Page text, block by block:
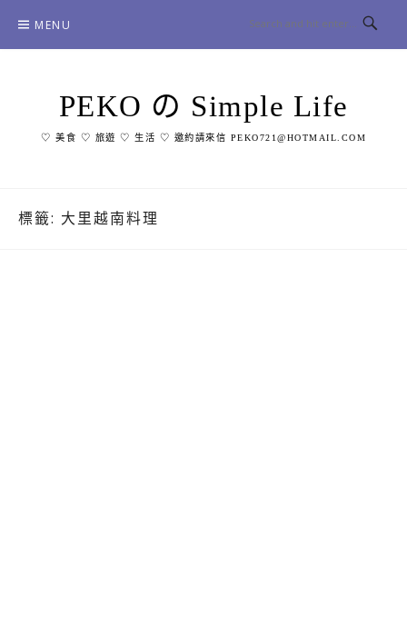
content
MENU
PEKO の Simple Life
♡ 美食 ♡ 旅遊 ♡ 生活 ♡ 邀約請來信 PEKO721@HOTMAIL.COM
標籤: 大里越南料理